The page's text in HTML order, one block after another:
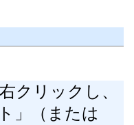
クリックし、
」（または